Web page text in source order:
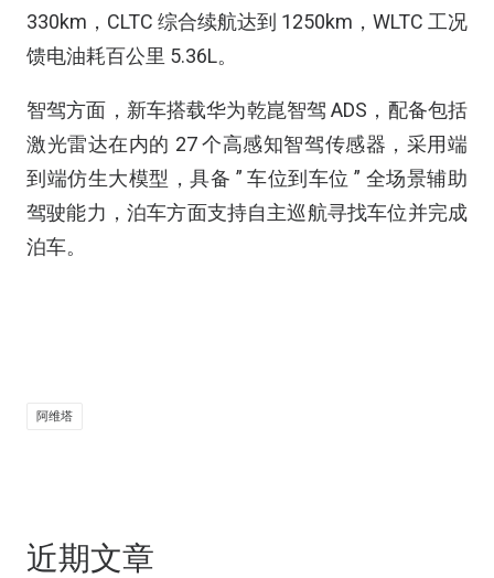
330km，CLTC 综合续航达到 1250km，WLTC 工况
馈电油耗百公里 5.36L。
智驾方面，新车搭载华为乾崑智驾 ADS，配备包括
激光雷达在内的 27 个高感知智驾传感器，采用端
到端仿生大模型，具备 ” 车位到车位 ” 全场景辅助
驾驶能力，泊车方面支持自主巡航寻找车位并完成
泊车。
阿维塔
近期文章